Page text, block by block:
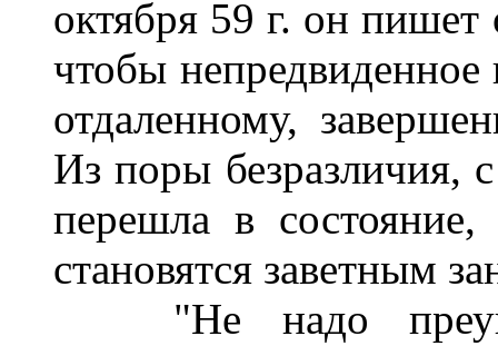
октября 59 г. он
чтобы
отдаленному,
Из поры безразличия,
перешла в
становятся заветным
"Не надо